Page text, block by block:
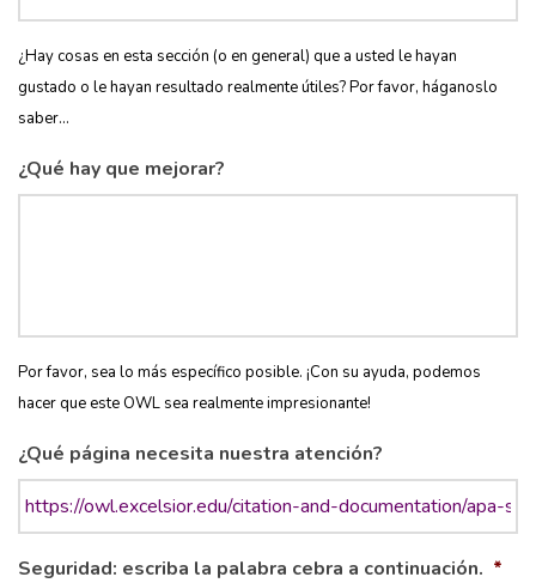
¿Hay cosas en esta sección (o en general) que a usted le hayan
gustado o le hayan resultado realmente útiles? Por favor, háganoslo
saber...
¿Qué hay que mejorar?
Por favor, sea lo más específico posible. ¡Con su ayuda, podemos
hacer que este OWL sea realmente impresionante!
¿Qué página necesita nuestra atención?
Seguridad: escriba la palabra cebra a continuación. *